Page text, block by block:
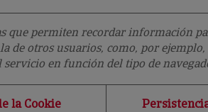
que permiten recordar información
de otros usuarios, como, por
en función del tipo de
la Cookie